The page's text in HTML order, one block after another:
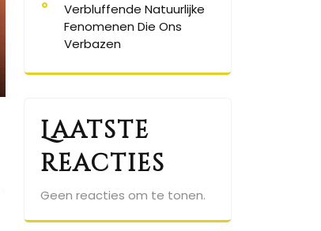
Verbluffende Natuurlijke
Fenomenen Die Ons
Verbazen
Laatste
reacties
Geen reacties om te tonen.